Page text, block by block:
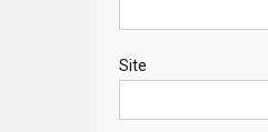
Site